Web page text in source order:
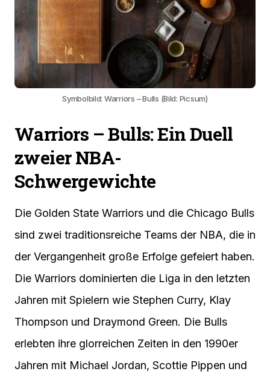
Symbolbild: Warriors – Bulls (Bild: Picsum)
Warriors – Bulls: Ein Duell
zweier NBA-
Schwergewichte
Die Golden State Warriors und die Chicago Bulls
sind zwei traditionsreiche Teams der NBA, die in
der Vergangenheit große Erfolge gefeiert haben.
Die Warriors dominierten die Liga in den letzten
Jahren mit Spielern wie Stephen Curry, Klay
Thompson und Draymond Green. Die Bulls
erlebten ihre glorreichen Zeiten in den 1990er
Jahren mit Michael Jordan, Scottie Pippen und